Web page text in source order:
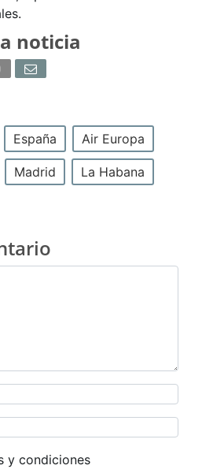
noticia
España Air Europa
Madrid La Habana
y condiciones